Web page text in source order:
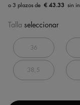
€ 43.33
Talla seleccionar
36
38,5